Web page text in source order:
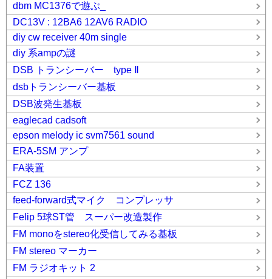
dbm MC1376で遊ぶ_
DC13V : 12BA6 12AV6 RADIO
diy cw receiver 40m single
diy 系ampの謎
DSB トランシーバー type Ⅱ
dsbトランシーバー基板
DSB波発生基板
eaglecad cadsoft
epson melody ic svm7561 sound
ERA-5SM アンプ
FA装置
FCZ 136
feed-forward式マイク コンプレッサ
Felip 5球ST管 スーパー改造製作
FM monoをstereo化受信してみる基板
FM stereo マーカー
FM ラジオキット 2